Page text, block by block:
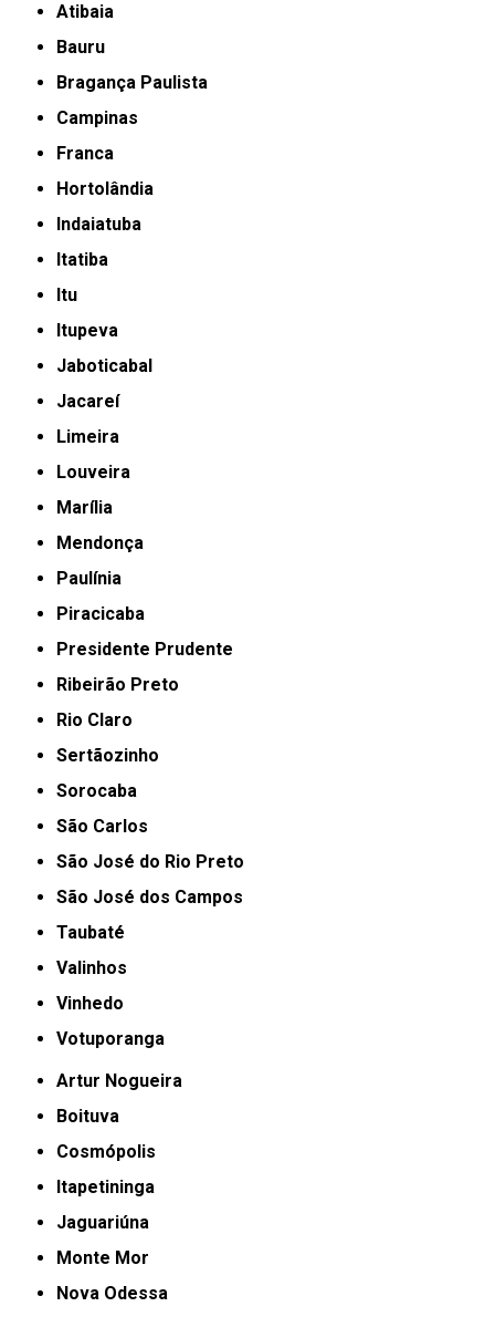
Atibaia
Bauru
Bragança Paulista
Campinas
Franca
Hortolândia
Indaiatuba
Itatiba
Itu
Itupeva
Jaboticabal
Jacareí
Limeira
Louveira
Marília
Mendonça
Paulínia
Piracicaba
Presidente Prudente
Ribeirão Preto
Rio Claro
Sertãozinho
Sorocaba
São Carlos
São José do Rio Preto
São José dos Campos
Taubaté
Valinhos
Vinhedo
Votuporanga
Artur Nogueira
Boituva
Cosmópolis
Itapetininga
Jaguariúna
Monte Mor
Nova Odessa